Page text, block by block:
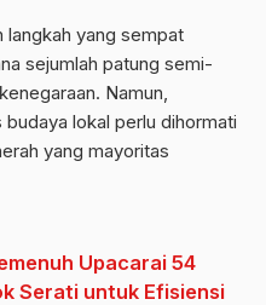
yang sempat
sejumlah patung semi-
Namun,
lokal perlu dihormati
yang mayoritas
Upacarai 54
Serati untuk Efisiensi